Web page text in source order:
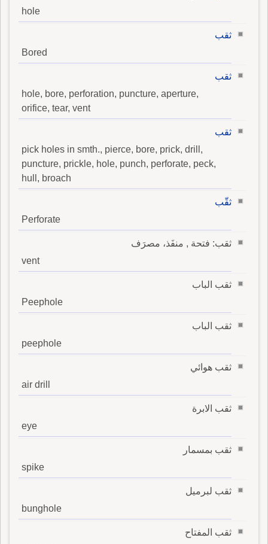
hole
ثقب
Bored
ثقب
hole, bore, perforation, puncture, aperture,
orifice, tear, vent
ثقب
pick holes in smth., pierce, bore, prick, drill,
puncture, prickle, hole, punch, perforate, peck,
hull, broach
ثقّب
Perforate
ثقب: فتحة , منفَذ، مصرَف
vent
ثقب الباب
Peephole
ثقب الباب
peephole
ثقب هوائي
air drill
ثقب الابرة
eye
ثقب بمسمار
spike
ثقب لبرميل
bunghole
ثقب المفتاح